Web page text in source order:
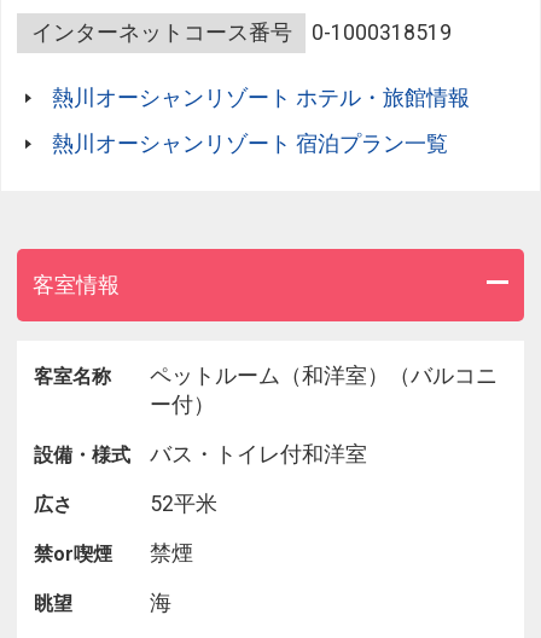
・営業時間：18:00～21:00（L.O 20:30）
◆朝食：約70種類の豪華和洋ビュッフェ
当館の朝食は【肉チャーハン】【静岡茶（ぐり茶）
のお茶漬けコーナー】【鰺フライと七尾たくあんの
・営業時間：7:00～9:30（L.O 9:00）
※繁盛期は、ご利用時間の制限を設ける場合がござ
※メニューは季節や仕入れ状況により変更する場合
がございます。
※状況により料理の形式がビュッフェからオーダー
バイキング制となる場合がございます。
【注意事項※ペットルームご予約のお客様】
インターネットコース番号
0-1000318519
熱川オーシャンリゾート ホテル・旅館情報
熱川オーシャンリゾート 宿泊プラン一覧
客室情報
客室名称
ペットルーム（和洋室）（バルコニ
ー付）
設備・様式 バス・トイレ付和洋室
広さ 52平米
禁or喫煙 禁煙
眺望 海